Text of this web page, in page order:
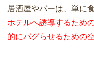
居酒屋やバーは、単に
ホテルへ誘導するため
的にバグらせるための